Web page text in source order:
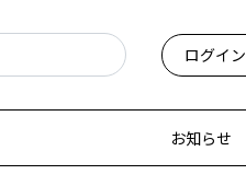
ログイン
お知らせ